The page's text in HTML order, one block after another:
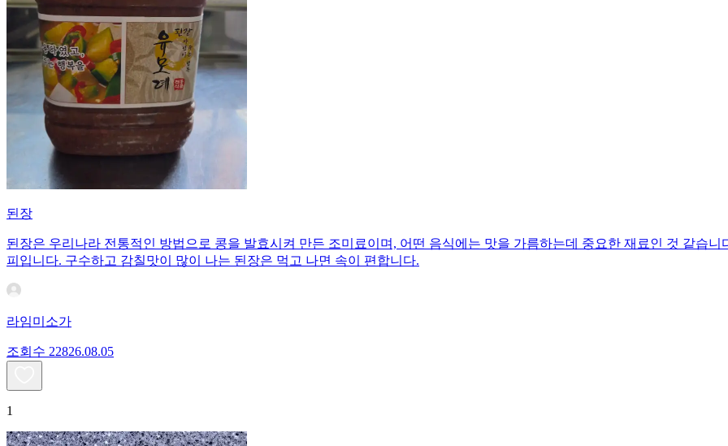
된장
된장은 우리나라 전통적인 방법으로 콩을 발효시켜 만든 조미료이며, 어떤 음식에는 맛을 가름하는데 중요한 재료인 것 같습
피입니다. 구수하고 감칠맛이 많이 나는 된장은 먹고 나면 속이 편합니다.
라임미소가
조회수 22826.08.05
1